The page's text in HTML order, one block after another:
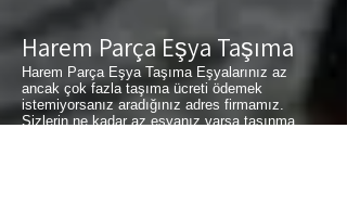
Harem Parça Eşya Taşıma
Harem Parça Eşya Taşıma Eşyalarınız az
ancak çok fazla taşıma ücreti ödemek
istemiyorsanız aradığınız adres firmamız.
Sizlerin ne kadar az eşyanız varsa taşınma